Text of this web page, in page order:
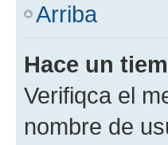
Arriba
Hace un
Verifiqca el
nombre de